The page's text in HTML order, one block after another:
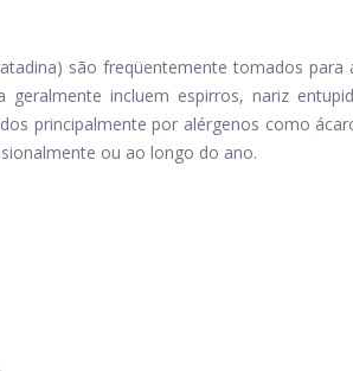
são freqüentemente tomados para
incluem espirros, nariz
​​principalmente por alérgenos como
ou ao longo do ano.